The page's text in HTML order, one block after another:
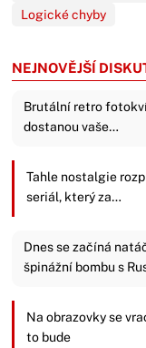
Logické chyby
NEJNOVĚJŠÍ
Brutální retro
dostanou vaše…
Tahle nostalgie
seriál, který za…
Dnes se začíná
špinážní bombu s
Na obrazovky se
to bude